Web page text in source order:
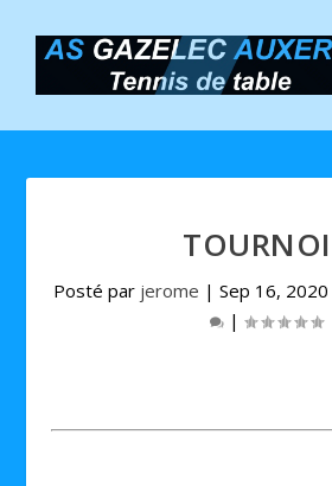
Posté par jerome | Sep 16, 2020
|